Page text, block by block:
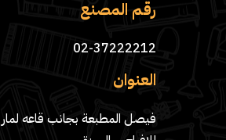
رقم المصنع
02-37222212
العنوان
فيصل المطبعة بجانب قاعه لمار